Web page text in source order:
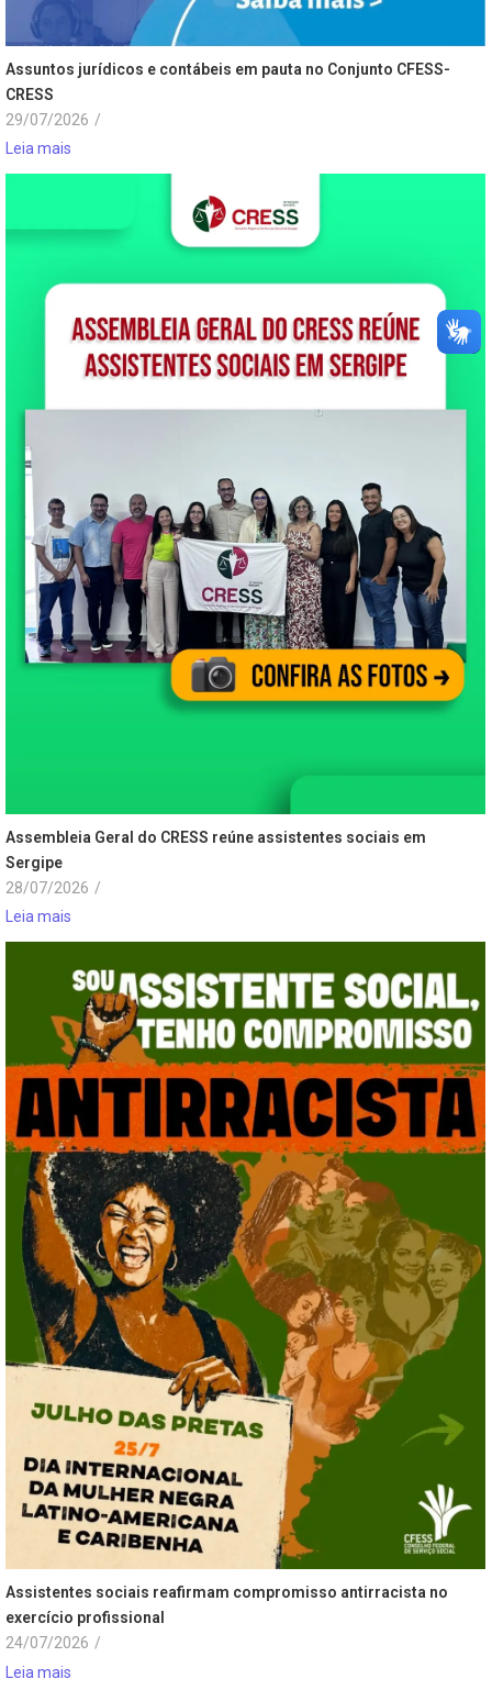
Assuntos jurídicos e contábeis em pauta no Conjunto CFESS-
CRESS
29/07/2026 /
Leia mais
Assembleia Geral do CRESS reúne assistentes sociais em
Sergipe
28/07/2026 /
Leia mais
Assistentes sociais reafirmam compromisso antirracista no
exercício profissional
24/07/2026 /
Leia mais